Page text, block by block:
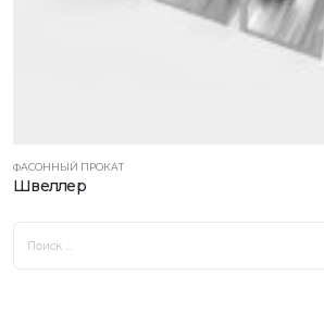
ФАСОННЫЙ ПРОКАТ
Швеллер